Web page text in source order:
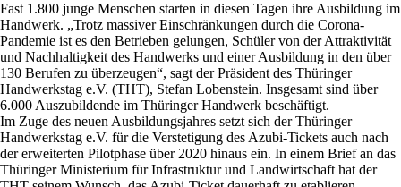
Fast 1.800 junge Menschen starten in diesen Tagen ihre Ausbildung im
Handwerk. „Trotz massiver Einschränkungen durch die Corona-
Pandemie ist es den Betrieben gelungen, Schüler von der Attraktivität
und Nachhaltigkeit des Handwerks und einer Ausbildung in den über
130 Berufen zu überzeugen“, sagt der Präsident des Thüringer
Handwerkstag e.V. (THT), Stefan Lobenstein. Insgesamt sind über
6.000 Auszubildende im Thüringer Handwerk beschäftigt.
Im Zuge des neuen Ausbildungsjahres setzt sich der Thüringer
Handwerkstag e.V. für die Verstetigung des Azubi-Tickets auch nach
der erweiterten Pilotphase über 2020 hinaus ein. In einem Brief an das
Thüringer Ministerium für Infrastruktur und Landwirtschaft hat der